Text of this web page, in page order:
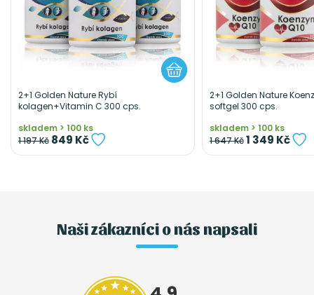
2+1 Golden Nature Rybí
kolagen+Vitamin C 300 cps.
skladem > 100 ks
1 197 Kč 849 Kč
2+1 Golden Nature
softgel 300 cps.
skladem > 100 ks
1 647 Kč1 349 Kč
Naši zákazníci o nás napsali